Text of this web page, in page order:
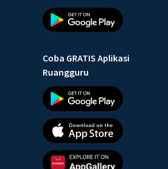
Coba GRATIS Aplikasi
Ruangguru